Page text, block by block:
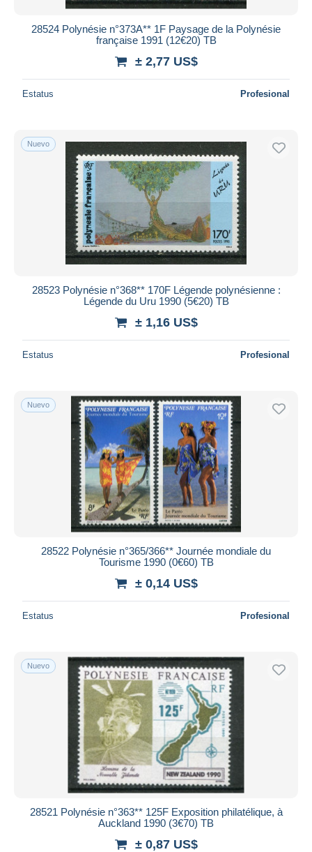
28524 Polynésie n°373A** 1F Paysage de la Polynésie
française 1991 (12€20) TB
± 2,77 US$
Estatus Profesional
Nuevo
28523 Polynésie n°368** 170F Légende polynésienne :
Légende du Uru 1990 (5€20) TB
± 1,16 US$
Estatus Profesional
Nuevo
28522 Polynésie n°365/366** Journée mondiale du
Tourisme 1990 (0€60) TB
± 0,14 US$
Estatus Profesional
Nuevo
28521 Polynésie n°363** 125F Exposition philatélique, à
Auckland 1990 (3€70) TB
± 0,87 US$